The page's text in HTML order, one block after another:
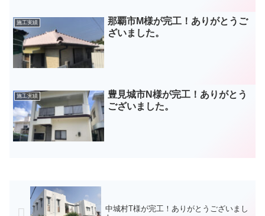
施工実績
那覇市M様が完工！ありがとうご
ざいました。
施工実績
豊見城市N様が完工！ありがとう
ございました。
中城村T様が完工！ありがとうございまし